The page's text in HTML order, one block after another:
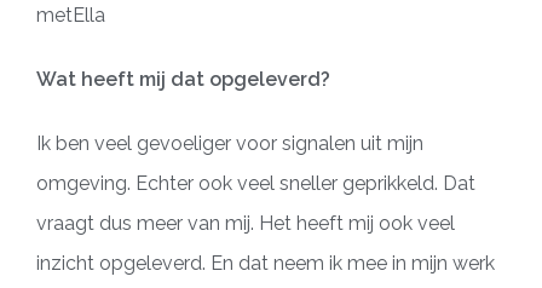
metElla
Wat heeft mij dat opgeleverd?
Ik ben veel gevoeliger voor signalen uit mijn
omgeving. Echter ook veel sneller geprikkeld. Dat
vraagt dus meer van mij. Het heeft mij ook veel
inzicht opgeleverd. En dat neem ik mee in mijn werk